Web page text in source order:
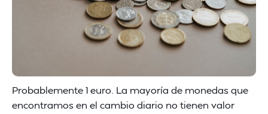
Probablemente 1 euro. La mayoría de monedas que
encontramos en el cambio diario no tienen valor